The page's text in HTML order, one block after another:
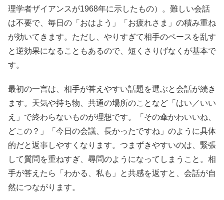
理学者ザイアンスが1968年に示したもの）。難しい会話
は不要で、毎日の「おはよう」「お疲れさま」の積み重ね
が効いてきます。ただし、やりすぎて相手のペースを乱す
と逆効果になることもあるので、短くさりげなくが基本で
す。
最初の一言は、相手が答えやすい話題を選ぶと会話が続き
ます。天気や持ち物、共通の場所のことなど「はい／いい
え」で終わらないものが理想です。「その傘かわいいね、
どこの？」「今日の会議、長かったですね」のように具体
的だと返事しやすくなります。つまずきやすいのは、緊張
して質問を重ねすぎ、尋問のようになってしまうこと。相
手が答えたら「わかる、私も」と共感を返すと、会話が自
然につながります。